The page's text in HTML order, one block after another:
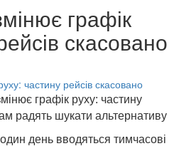
графік
скасовано
графік руху: частину
радять шукати альтернативу
день вводяться тимчасові